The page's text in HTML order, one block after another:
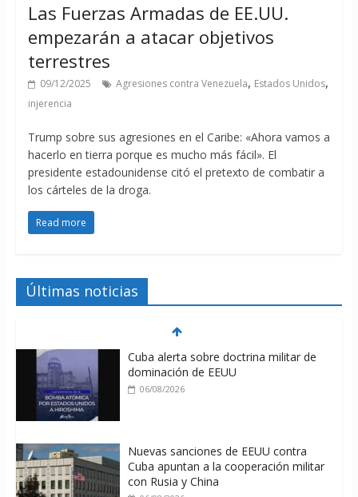
Las Fuerzas Armadas de EE.UU.
empezarán a atacar objetivos
terrestres
09/12/2025 Agresiones contra Venezuela, Estados Unidos,
injerencia
Trump sobre sus agresiones en el Caribe: «Ahora vamos a
hacerlo en tierra porque es mucho más fácil». El
presidente estadounidense citó el pretexto de combatir a
los cárteles de la droga.
Read more
Últimas noticias
Cuba alerta sobre doctrina militar de
dominación de EEUU
06/08/2026
Nuevas sanciones de EEUU contra
Cuba apuntan a la cooperación militar
con Rusia y China